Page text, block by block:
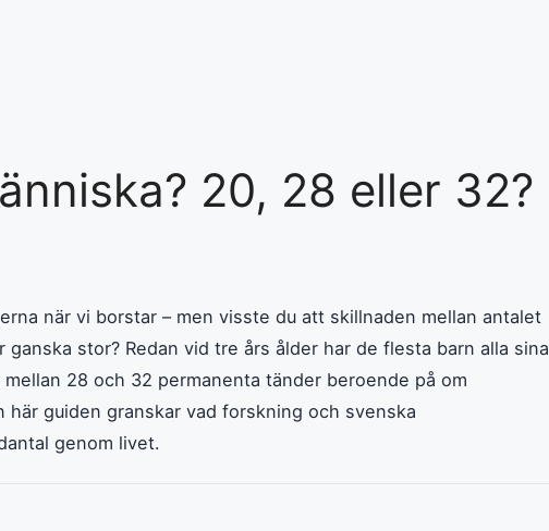
20, 28 eller 32?
när vi borstar – men visste du att skillnaden mellan antalet
stor? Redan vid tre års ålder har de flesta barn alla sina
28 och 32 permanenta tänder beroende på om
guiden granskar vad forskning och svenska
genom livet.